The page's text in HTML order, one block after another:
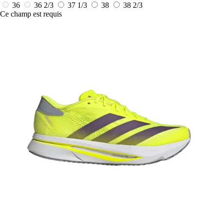
36
36 2/3 37 1/3 38
38 2/3
Ce champ est requis